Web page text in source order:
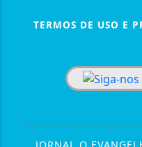
TERMOS DE USO E
JORNAL O